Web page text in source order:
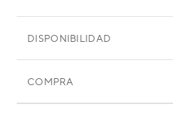
DISPONIBILIDAD
COMPRA